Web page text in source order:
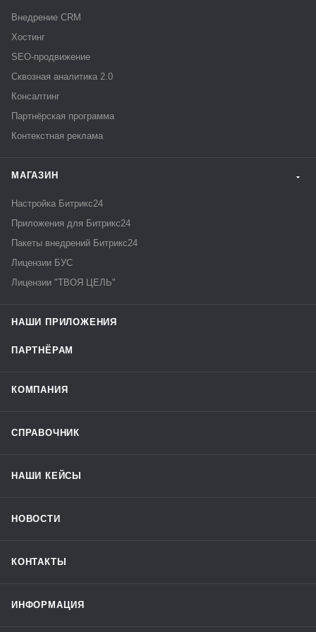
Внедрение CRM
Хостинг
SEO-продвижение
Сквозная аналитика 2.0
Консалтинг
Партнёрская программа
Контекстная реклама
МАГАЗИН
Настройка Битрикс24
Приложения для Битрикс24
Пакеты внедрений Битрикс24
Лицензии БУС
Лицензии "ТВОЯ ЦЕЛЬ"
НАШИ ПРИЛОЖЕНИЯ
ПАРТНЁРАМ
КОМПАНИЯ
СПРАВОЧНИК
НАШИ КЕЙСЫ
НОВОСТИ
КОНТАКТЫ
ИНФОРМАЦИЯ